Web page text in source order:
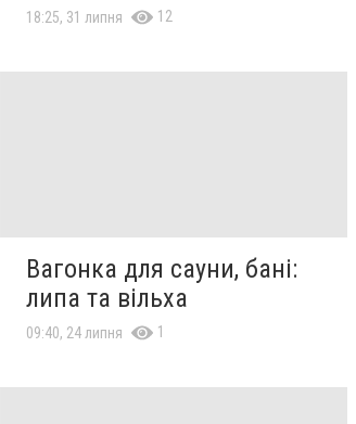
18:25, 31 липня 12
Вагонка для сауни, бані:
липа та вільха
09:40, 24 липня 1